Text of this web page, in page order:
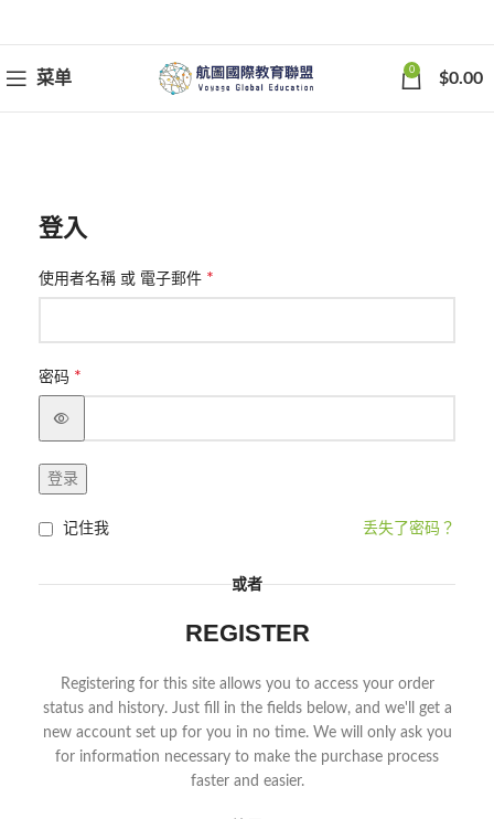
菜单 0 $0.00
登入
使用者名稱 或 電子郵件 *
密码 *
登录
丢失了密码？
记住我
或者
REGISTER
Registering for this site allows you to access your order
status and history. Just fill in the fields below, and we'll get a
new account set up for you in no time. We will only ask you
for information necessary to make the purchase process
faster and easier.